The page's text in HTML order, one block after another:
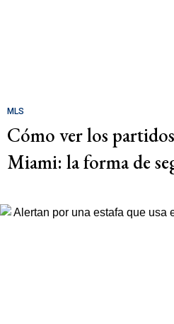
MLS
Cómo ver los
Miami: la forma de